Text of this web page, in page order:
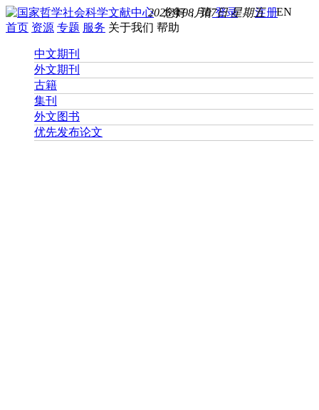
您好， 请登录 注册EN
2026年08月07日 星期五
首页 资源 专题 服务 关于我们 帮助
中文期刊
外文期刊
古籍
集刊
外文图书
优先发布论文